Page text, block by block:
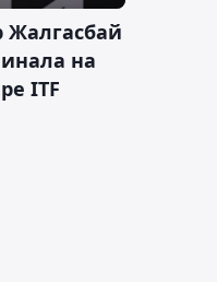
Жалгасбай
на
ITF